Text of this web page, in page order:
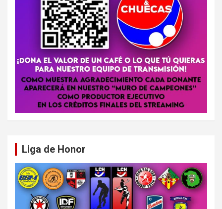
Liga de Honor